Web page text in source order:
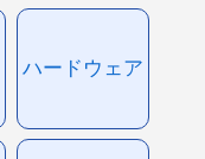
ハードウェア